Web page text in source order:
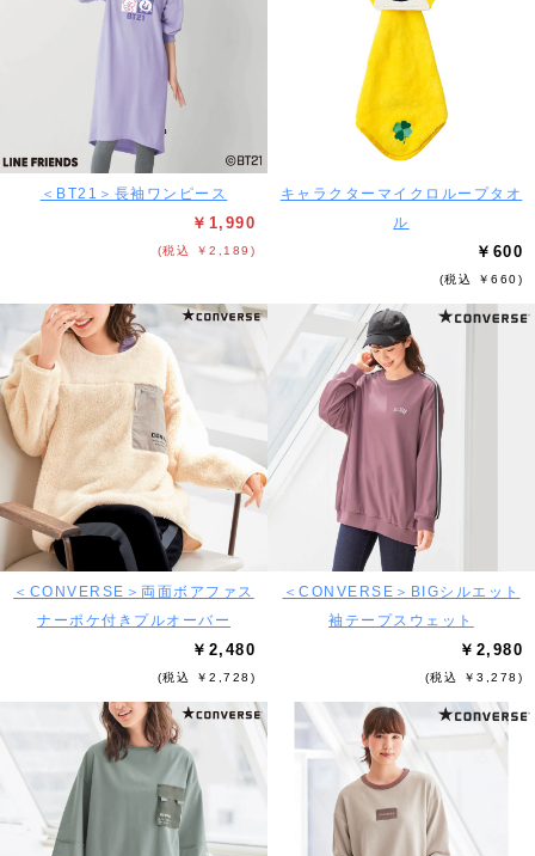
＜BT21＞長袖ワンピース
￥1,990
(税込 ￥2,189)
キャラクターマイクロループタオ
ル
￥600
(税込 ￥660)
＜CONVERSE＞両面ボアファス
ナーポケ付きプルオーバー
￥2,480
(税込 ￥2,728)
＜CONVERSE＞BIGシルエット
袖テープスウェット
￥2,980
(税込 ￥3,278)